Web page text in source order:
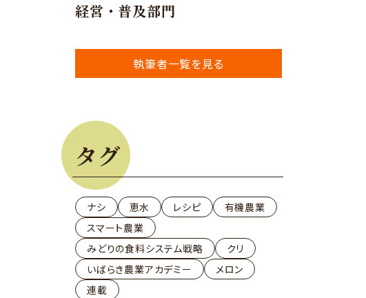
経営・普及部門
執筆者一覧を見る
タグ
ナシ 恵水 レシピ
有機農業
スマート農業
みどりの食料システム戦略
クリ
いばらき農業アカデミー
メロン
連載